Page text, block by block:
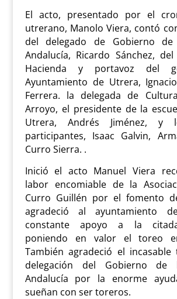
El acto, presentado por el
utrerano, Manolo Viera, contó
del delegado de Gobierno
Andalucía, Ricardo Sánchez,
Hacienda y portavoz del
Ayuntamiento de Utrera,
Ferrera. la delegada de
Arroyo, el presidente de la
Utrera, Andrés Jiménez, y
participantes, Isaac Galvin,
Curro Sierra. .
Inició el acto Manuel Viera
labor encomiable de la
Curro Guillén por el fomento
agradeció al ayuntamiento
constante apoyo a la
poniendo en valor el toreo
También agradeció el
delegación del Gobierno
Andalucía por la enorme
sueñan con ser toreros.